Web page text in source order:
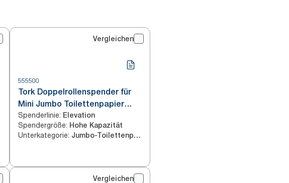
Vergleichen
555500
Tork Doppelrollenspender für
Mini Jumbo Toilettenpapier
Weiß T2
Spenderlinie: Elevation
Spendergröße: Hohe Kapazität
Unterkategorie: Jumbo-Toilettenpapier
Vergleichen